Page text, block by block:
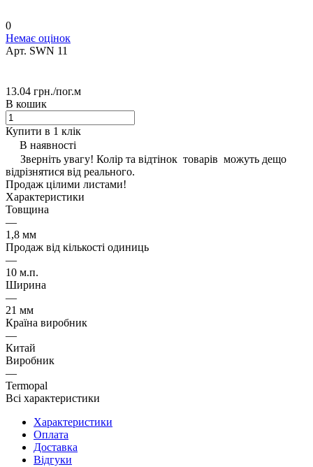
0
Немає оцінок
Арт. SWN 11
13.04 грн./пог.м
В кошик
Купити в 1 клік
В наявності
Зверніть увагу! Колір та відтінок товарів можуть дещо
відрізнятися від реального.
Продаж цілими листами!
Характеристики
Товщина
—
1,8 мм
Продаж від кількості одиниць
—
10 м.п.
Ширина
—
21 мм
Країна виробник
—
Китай
Виробник
—
Termopal
Всі характеристики
Характеристики
Оплата
Доставка
Відгуки